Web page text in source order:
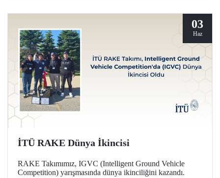
03
Haz
İTÜ RAKE Dünya İkincisi
RAKE Takımımız, IGVC (Intelligent Ground Vehicle
Competition) yarışmasında dünya ikinciliğini kazandı.